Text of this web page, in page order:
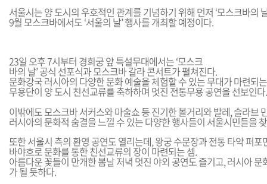
서울시는 양 도시의 우호적인 관계를 기념하기 위해 먼저 ‘모스크바의
9월 모스크바에서도 ‘서울의 날’ 행사를 개최할 예정이다.
23일 오후 7시부터 경희궁 앞 특설무대에서는 ‘모스크
바의 날’ 공식 선포식과 모스크바 갈라 콘서트가 펼쳐진다.
문화강국 러시아의 다양한 문화 예술을 체험할 수 있는 무대가 마련되
무용단이 양 도시 친선교류를 축하하며 멋진 전통무용 공연을 선보인다.
이밖에도 모스크바 서커스와 마술쇼 등 진기한 볼거리와 발레, 슬라브
러시아의 문화적 숨결을 느낄 수 있는 다양한 행사들이 서울시민들을
또한 서울시 측의 환영 공연도 열리는데, 왕궁 수문장과 전통 타악 퍼
바야흐로 문화를 통한 친선교류의 장이 마련되는 셈.
아름다운 꽃들이 만개한 봄날 저녁 멋진 야외 공연도 즐기고, 러시아
가 될 듯하다.